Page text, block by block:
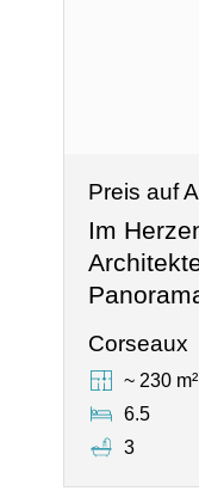
Preis auf
Im
Corseaux
~ 230 m²
6.5
3